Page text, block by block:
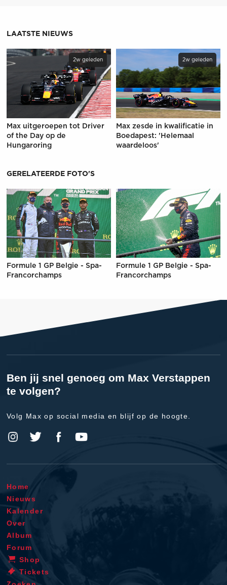
LAATSTE NIEUWS
2w geleden
Max uitgeroepen tot Driver
of the Day op de
Hungaroring
2w geleden
Max zesde in kwalificatie in
Boedapest: 'Helemaal
waardeloos'
GERELATEERDE FOTO'S
Formule 1 GP Belgie - Spa-
Francorchamps
Formule 1 GP Belgie - Spa-
Francorchamps
Ben jij snel genoeg om Max Verstappen
te volgen?
Volg Max op social media en blijf op de hoogte.
Home
Nieuws
Kalender
Over
Album
Forum
Shop
Tickets